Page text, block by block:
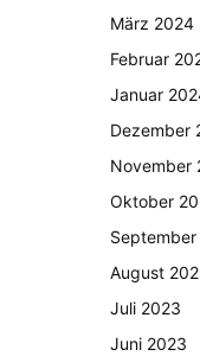
März 2024
Februar
Januar
Dezember
November
Oktober
August
Juli 2023
Juni 2023